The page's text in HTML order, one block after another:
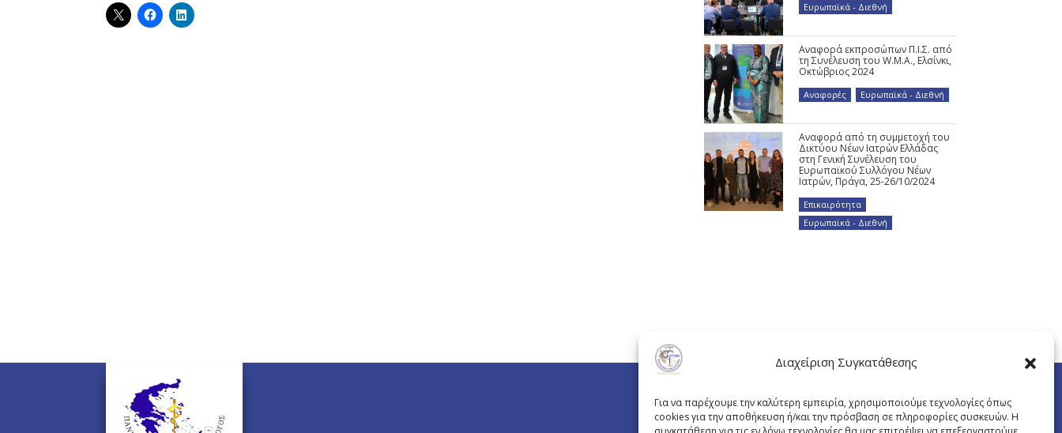
Διαχείριση Συγκατάθεσης
Για να παρέχουμε την καλύτερη εμπειρία, χρησιμοποιούμε τεχνολογίες όπως
cookies για την αποθήκευση ή/και την πρόσβαση σε πληροφορίες συσκευών. Η
Ευρωπαϊκά - Διεθνή
Αναφορά εκπροσώπων Π.Ι.Σ. από
τη Συνέλευση του W.M.A., Ελσίνκι,
Οκτώβριος 2024
Αναφορές Ευρωπαϊκά - Διεθνή
Αναφορά από τη συμμετοχή του
Δικτύου Νέων Ιατρών Ελλάδας
στη Γενική Συνέλευση του
Ευρωπαϊκού Συλλόγου Νέων
Ιατρών, Πράγα, 25-26/10/2024
Επικαιρότητα
Ευρωπαϊκά - Διεθνή